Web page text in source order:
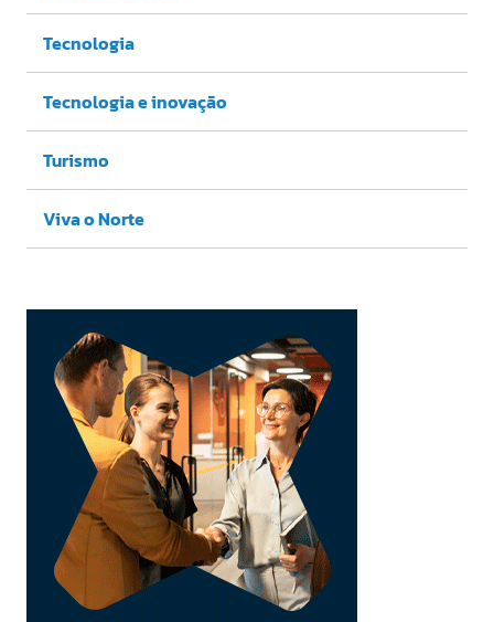
Tecnologia
Tecnologia e inovação
Turismo
Viva o Norte